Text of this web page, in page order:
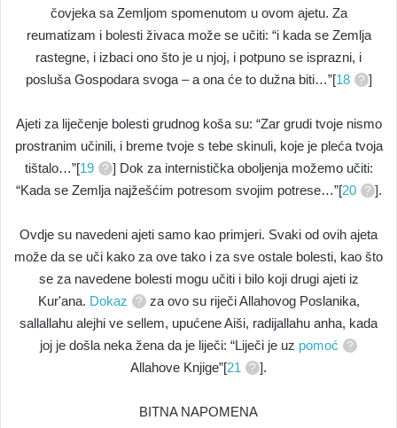
čovjeka sa Zemljom spomenutom u ovom ajetu. Za
reumatizam i bolesti živaca može se učiti: “i kada se Zemlja
rastegne, i izbaci ono što je u njoj, i potpuno se isprazni, i
posluša Gospodara svoga – a ona će to dužna biti…”[18 ]
Ajeti za liječenje bolesti grudnog koša su: “Zar grudi tvoje nismo
prostranim učinili, i breme tvoje s tebe skinuli, koje je pleća tvoja
tištalo…”[19
] Dok za internistička oboljenja možemo učiti:
“Kada se Zemlja najžešćim potresom svojim potrese…”[20 ].
Ovdje su navedeni ajeti samo kao primjeri. Svaki od ovih ajeta
može da se uči kako za ove tako i za sve ostale bolesti, kao što
se za navedene bolesti mogu učiti i bilo koji drugi ajeti iz
Kur'ana. Dokaz
za ovo su riječi Allahovog Poslanika,
sallallahu alejhi ve sellem, upućene Aiši, radijallahu anha, kada
joj je došla neka žena da je liječi: “Liječi je uz pomoć
Allahove Knjige”[21 ].
BITNA NAPOMENA